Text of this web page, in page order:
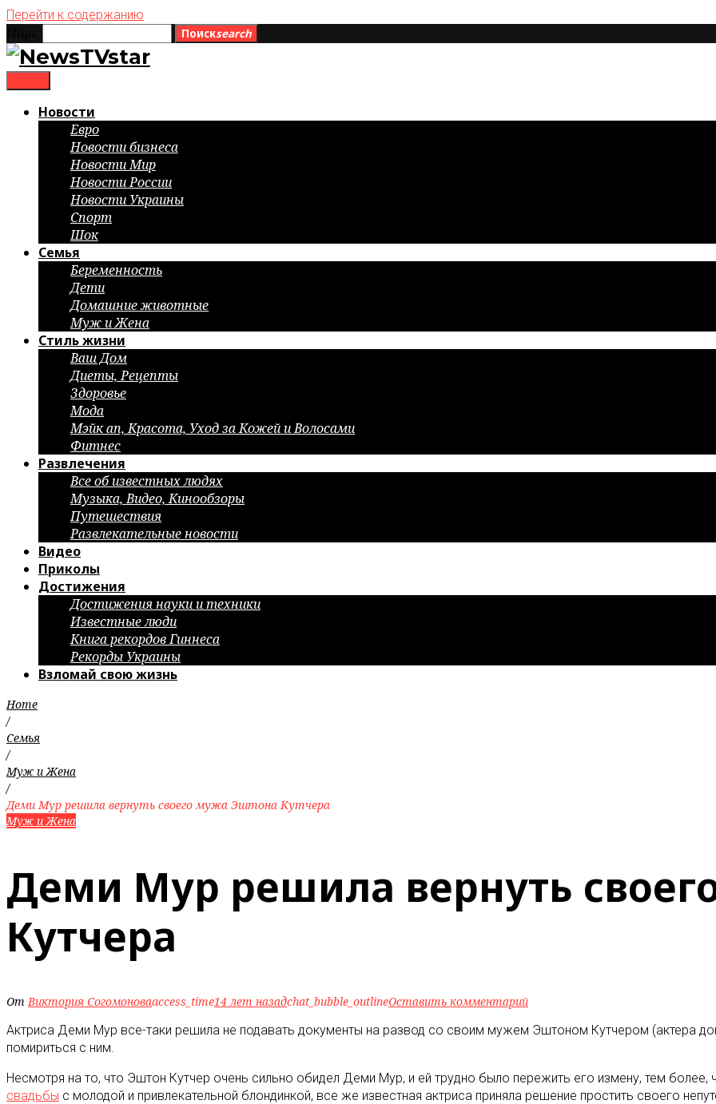
Перейти к содержанию
Поискsearch
Новости
Евро
Новости бизнеса
Новости Мир
Новости России
Новости Украины
Спорт
Шок
Семья
Беременность
Дети
Домашние животные
Муж и Жена
Стиль жизни
Ваш Дом
Диеты, Рецепты
Здоровье
Мода
Мэйк ап, Красота, Уход за Кожей и Волосами
Фитнес
Развлечения
Все об известных людях
Музыка, Видео, Кинообзоры
Путешествия
Развлекательные новости
Видео
Приколы
Достижения
Достижения науки и техники
Известные люди
Книга рекордов Гиннеса
Рекорды Украины
Взломай свою жизнь
Home
/
Семья
/
Муж и Жена
/
Деми Мур решила вернуть своего мужа Эштона Кутчера
Муж и Жена
Деми Мур решила вернуть
Кутчера
ОтВиктория Согомоноваaccess_time14 лет назадchat_bubble_outlineОставить комментарий
Актриса Деми Мур все-таки решила не подавать документы на развод со своим мужем Эштоном Кутчером (актера
помириться с ним.
Несмотря на то, что Эштон Кутчер очень сильно обидел Деми Мур, и ей трудно было пережить его измену, тем более,
свадьбы с молодой и привлекательной блондинкой, все же известная актриса приняла решение простить своего